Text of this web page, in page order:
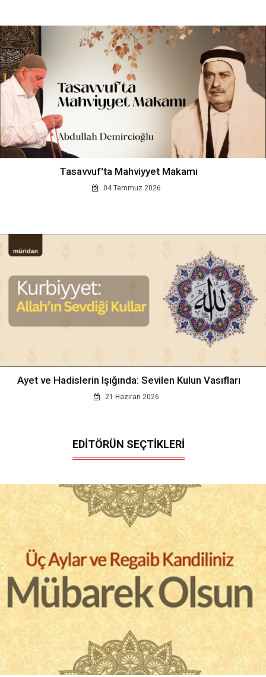
Tasavvuf'ta Mahviyyet Makamı
04 Temmuz 2026
Ayet ve Hadislerin Işığında: Sevilen Kulun Vasıfları
21 Haziran 2026
EDİTÖRÜN SEÇTİKLERİ